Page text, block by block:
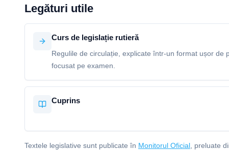
Legături utile
Curs de legislație rutieră
Regulile de circulație, explicate într-un format ușor de
focusat pe examen.
Cuprins
Textele legislative sunt publicate în Monitorul Oficial , preluate